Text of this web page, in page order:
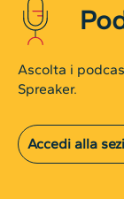
Ascolta i
Spreaker.
Accedi alla